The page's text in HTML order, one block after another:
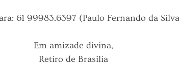
61 99983.6397 (Paulo Fernando da
Em amizade divina,
Retiro de Brasília